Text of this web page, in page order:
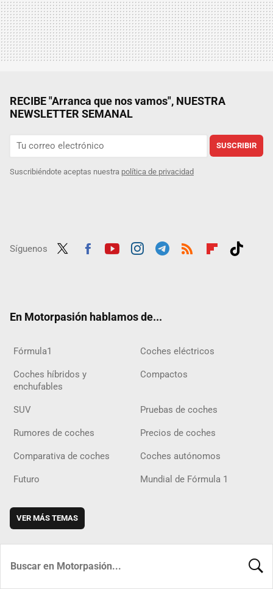
RECIBE "Arranca que nos vamos", NUESTRA
NEWSLETTER SEMANAL
SUSCRIBIR
Suscribiéndote aceptas nuestra política de privacidad
Síguenos
En Motorpasión hablamos de...
Fórmula1 Coches eléctricos
Coches híbridos y
enchufables
Compactos
SUV Pruebas de coches
Rumores de coches Precios de coches
Comparativa de coches Coches autónomos
Futuro Mundial de Fórmula 1
VER MÁS TEMAS